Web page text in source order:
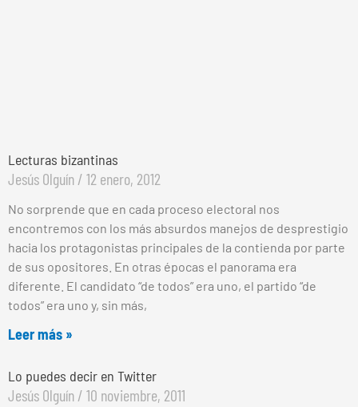
Lecturas bizantinas
Jesús Olguín 12 enero, 2012
No sorprende que en cada proceso electoral nos
encontremos con los más absurdos manejos de desprestigio
hacia los protagonistas principales de la contienda por parte
de sus opositores. En otras épocas el panorama era
diferente. El candidato “de todos” era uno, el partido “de
todos” era uno y, sin más,
Leer más »
Lo puedes decir en Twitter
Jesús Olguín 10 noviembre, 2011